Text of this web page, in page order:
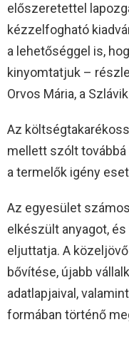
előszeretettel
kézzelfogható
a lehetőséggel is,
kinyomtatjuk –
Orvos Mária, a
Az
mellett szólt továbbá
a termelők igény
Az egyesület
elkészült anyagot,
eljuttatja. A
bővítése, újabb
adatlapjaival,
formában történő